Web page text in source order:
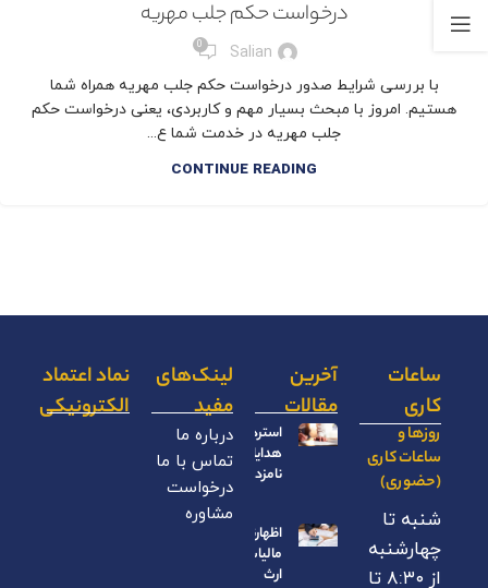
درخواست حکم جلب مهریه
Salian
0
با بررسی شرایط صدور درخواست حکم جلب مهریه همراه شما
هستیم. امروز با مبحث بسیار مهم و کاربردی، یعنی درخواست حکم
جلب مهریه در خدمت شما ع...
CONTINUE READING
ساعات
کاری
روزها و
ساعات کاری
(حضوری)
شنبه تا
چهارشنبه
از ۸:۳۰ تا
آخرین
مقالات
استرداد
هدایای
نامزدی
اظهارنامه
مالیات بر
ارث
لینک‌های
مفید
درباره ما
تماس با ما
درخواست
مشاوره
نماد اعتماد
الکترونیکی